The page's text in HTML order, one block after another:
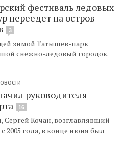
фестиваль ледовых
переедет на остров
3
зимой Татышев-парк
снежно-ледовый городок.
руководителя
16
Кочан, возглавлявший
2005 года, в конце июня был